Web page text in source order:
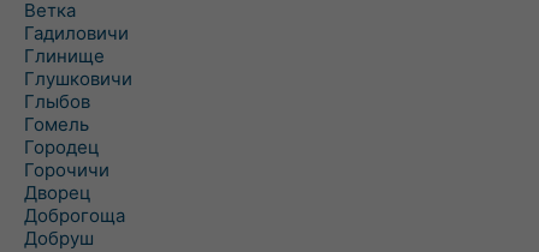
Ветка
Гадиловичи
Глинище
Глушковичи
Глыбов
Гомель
Городец
Горочичи
Дворец
Доброгоща
Добруш